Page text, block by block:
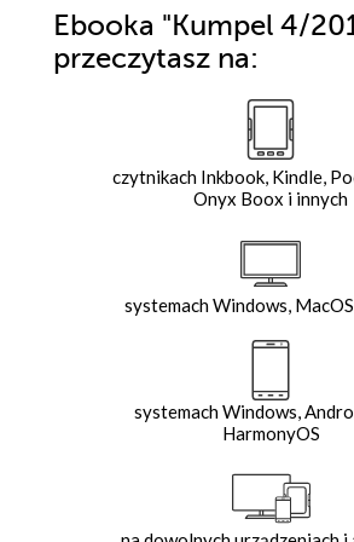
Ebooka "Kumpel 4/
przeczytasz na:
czytnikach Inkbook, Kindle,
Onyx Boox i innych
systemach Windows,
systemach Windows,
HarmonyOS